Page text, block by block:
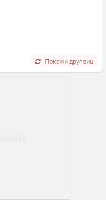
Покажи друг виц